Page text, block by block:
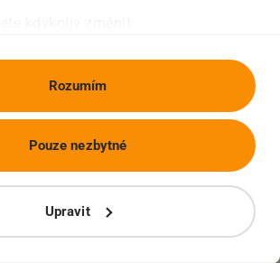
Rozumím
Upravit
Pouze nezbytné